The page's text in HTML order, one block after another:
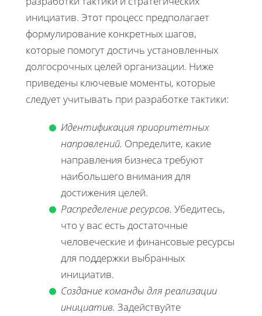
инициатив. Этот процесс предполагает
формулирование конкретных шагов,
которые помогут достичь установленных
долгосрочных целей организации. Ниже
приведены ключевые моменты, которые
следует учитывать при разработке тактики:
Идентификация приоритетных
направлений. Определите, какие
направления бизнеса требуют
наибольшего внимания для
достижения целей.
Распределение ресурсов. Убедитесь,
что у вас есть достаточные
человеческие и финансовые ресурсы
для поддержки выбранных
инициатив.
Создание команды для реализации
инициатив. Задействуйте